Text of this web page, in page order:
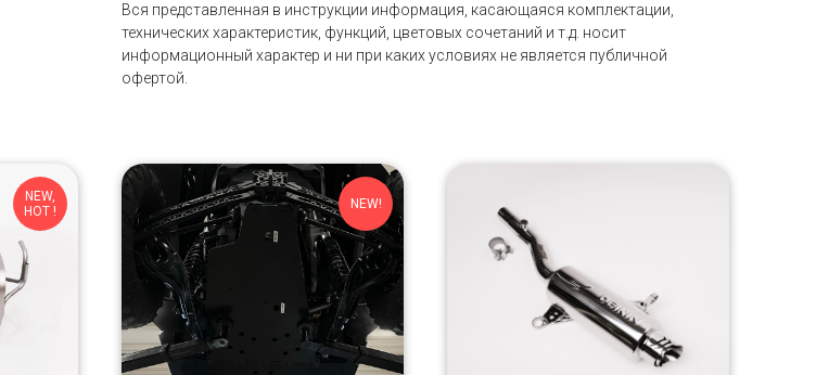
Вся представленная в инструкции информация, касающаяся комплектации,
технических характеристик, функций, цветовых сочетаний и т.д. носит
информационный характер и ни при каких условиях не является публичной
офертой.
NEW,
HOT !
NEW!